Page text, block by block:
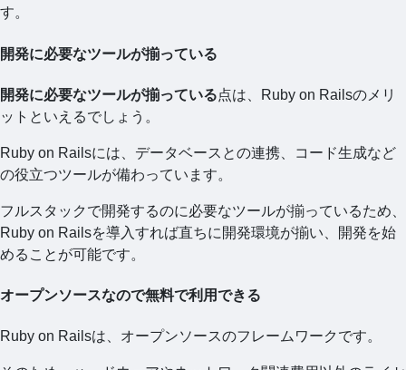
す。
開発に必要なツールが揃っている
開発に必要なツールが揃っている点は、Ruby on Railsのメリ
ットといえるでしょう。
Ruby on Railsには、データベースとの連携、コード生成など
の役立つツールが備わっています。
フルスタックで開発するのに必要なツールが揃っているため、
Ruby on Railsを導入すれば直ちに開発環境が揃い、開発を始
めることが可能です。
オープンソースなので無料で利用できる
Ruby on Railsは、オープンソースのフレームワークです。